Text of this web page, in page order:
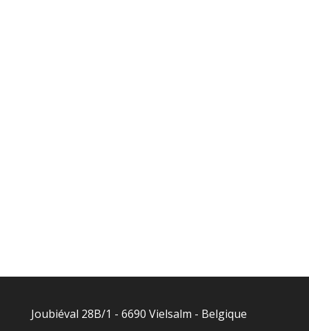
Joubiéval 28B/1 - 6690 Vielsalm - Belgique